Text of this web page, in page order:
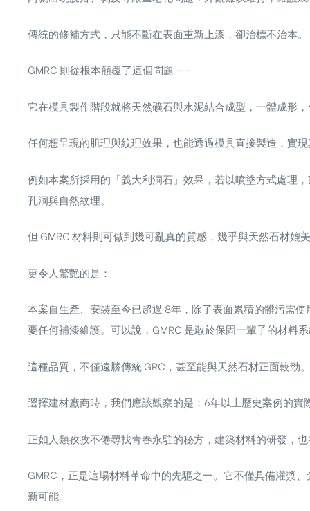
傳統的修補方式，只能不斷在表面重新上漆，卻治標不治本。
GMRC 則從根本顛覆了這個問題 ——
它在模具製作階段就將天然礦石與水泥結合成型， 一體成形
任何想呈現的肌理與紋理效果，也能透過模具直接製造，實現
例如本案所採用的「義大利洞石」效果，若以噴塗方式處理
孔洞與自然紋理。
但 GMRC 材料則可做到幾可亂真的質感，幾乎與天然石材媲
更令人驚艷的是：
本案自生產、安裝至今已超過 8年 ，除了表面累積的髒污需
要任何補漆維護。可以說， GMRC 是敢於保固一輩子的材料
這種品質，不僅遠勝傳統 GRC，甚至能與天然石材正面較勁。
選擇建材廠商時，我們應該觀察的是： 6年以上歷史案例的實
正如人類孜孜不倦尋找青春永駐的秘方，建築材料的研發，
GMRC，正是這場材料革命中的先驅之一。它不僅具備灌漿、
新可能。